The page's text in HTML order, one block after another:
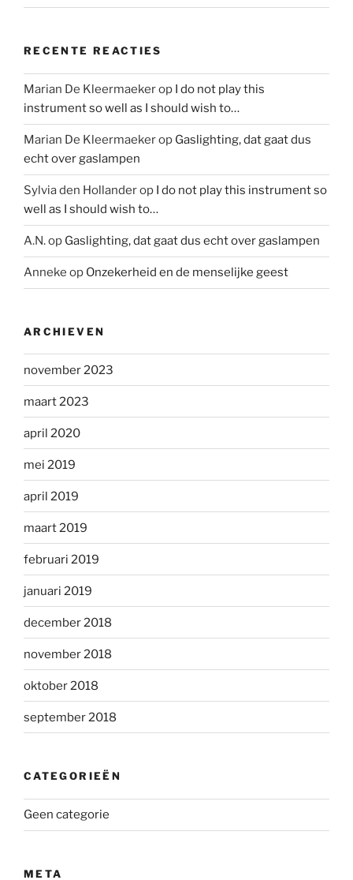
RECENTE REACTIES
Marian De Kleermaekerop I do not play this
instrument so well as I should wish to…
Marian De Kleermaekerop Gaslighting, dat gaat dus
echt over gaslampen
Sylvia den Hollanderop I do not play this instrument so
well as I should wish to…
A.N.op Gaslighting, dat gaat dus echt over gaslampen
Anneke op Onzekerheid en de menselijke geest
ARCHIEVEN
november 2023
maart 2023
april 2020
mei 2019
april 2019
maart 2019
februari 2019
januari 2019
december 2018
november 2018
oktober 2018
september 2018
CATEGORIEËN
Geen categorie
META